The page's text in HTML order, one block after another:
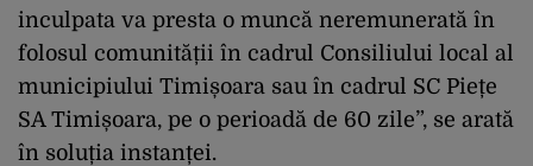
inculpata va presta o muncă neremunerată în
folosul comunității în cadrul Consiliului local al
municipiului Timișoara sau în cadrul SC Piețe
SA Timișoara, pe o perioadă de 60 zile”, se arată
în soluția instanței.